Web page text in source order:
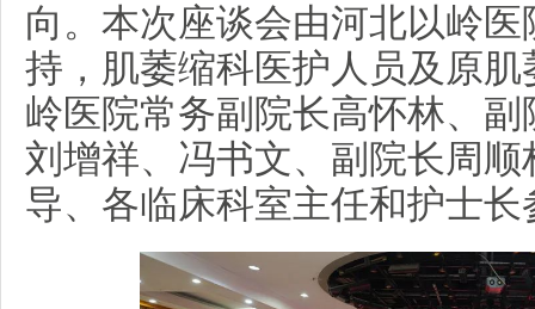
向。本次座谈会由河北以岭
持，肌萎缩科医护人员及原
岭医院常务副院长高怀林、
刘增祥、冯书文、副院长周
导、各临床科室主任和护士